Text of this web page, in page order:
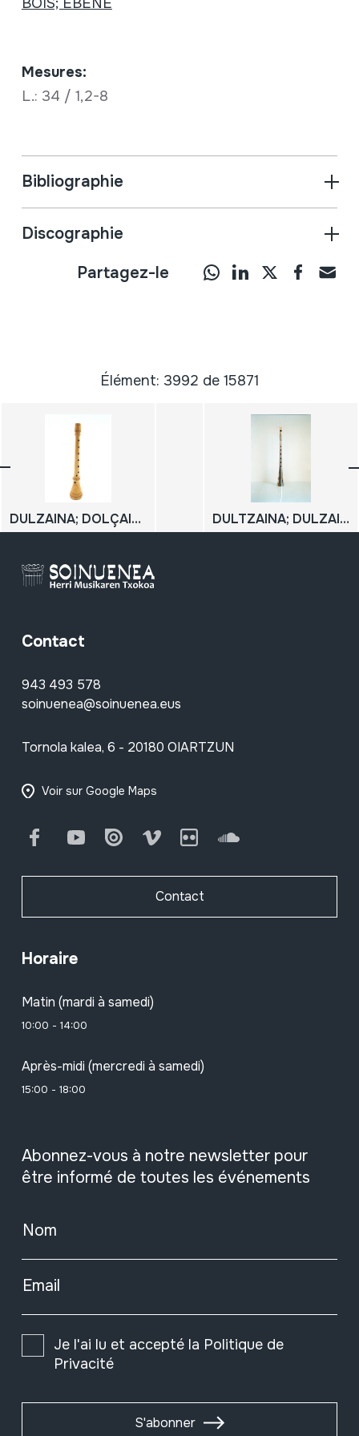
Mesures:
L.: 34 / 1,2-8
Bibliographie
Discographie
Partagez-le
Élément: 3992 de 15871
DULZAINA; DOLÇAINA DULTZAINA; DULZAINA
Contact
943 493 578
soinuenea@soinuenea.eus
Tornola kalea, 6 - 20180 OIARTZUN
Voir sur Google Maps
FacebookYoutube Issuu Vimeo Flickr SoundCloud
Contact
Horaire
Matin (mardi à samedi)
10:00 - 14:00
Après-midi (mercredi à samedi)
15:00 - 18:00
Abonnez-vous à notre newsletter pour
être informé de toutes les événements
Nom
Email
Je l'ai lu et accepté la Politique de
Privacité
S'abonner